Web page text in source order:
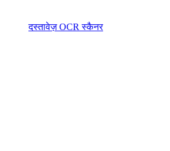
दस्तावेज़ OCR स्कैनर